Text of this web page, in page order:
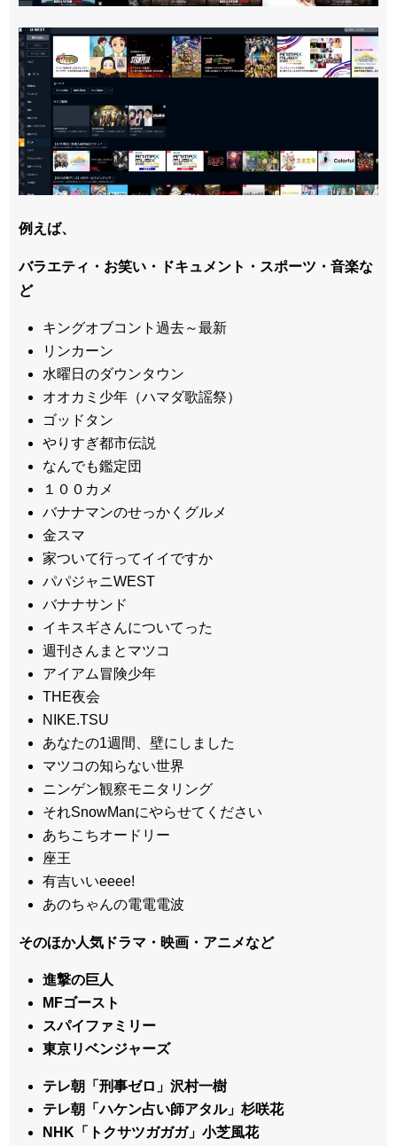
例えば、
バラエティ・お笑い・ドキュメント・スポーツ・音楽な
ど
キングオブコント過去～最新
リンカーン
水曜日のダウンタウン
オオカミ少年（ハマダ歌謡祭）
ゴッドタン
やりすぎ都市伝説
なんでも鑑定団
１００カメ
バナナマンのせっかくグルメ
金スマ
家ついて行ってイイですか
パパジャニWEST
バナナサンド
イキスギさんについてった
週刊さんまとマツコ
アイアム冒険少年
THE夜会
NIKE.TSU
あなたの1週間、壁にしました
マツコの知らない世界
ニンゲン観察モニタリング
それSnowManにやらせてください
あちこちオードリー
座王
有吉いいeeee!
あのちゃんの電電電波
そのほか人気ドラマ・映画・アニメなど
進撃の巨人
MFゴースト
スパイファミリー
東京リベンジャーズ
テレ朝「刑事ゼロ」沢村一樹
テレ朝「ハケン占い師アタル」杉咲花
NHK「トクサツガガガ」小芝風花